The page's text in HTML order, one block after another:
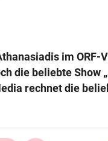
im ORF-
die beliebte Show
rechnet die